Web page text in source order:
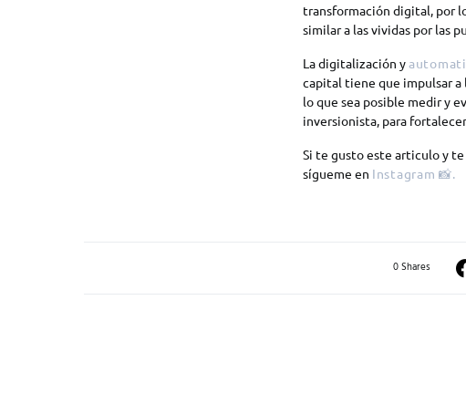
transformación digital, por
similar a las vividas por las
La digitalización y
capital tiene que impulsar a
lo que sea posible medir y
inversionista, para
Si te gusto este articulo y te
sígueme en Instagram 📸.
0 Shares